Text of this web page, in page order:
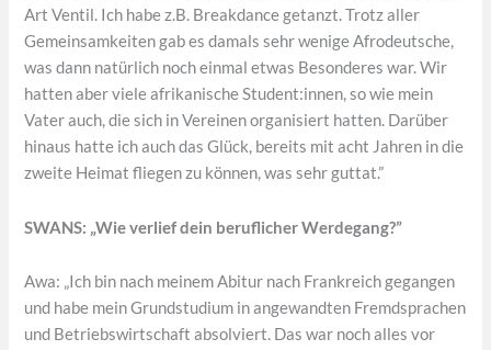
Art Ventil. Ich habe z.B. Breakdance getanzt. Trotz aller
Gemeinsamkeiten gab es damals sehr wenige Afrodeutsche,
was dann natürlich noch einmal etwas Besonderes war. Wir
hatten aber viele afrikanische Student:innen, so wie mein
Vater auch, die sich in Vereinen organisiert hatten. Darüber
hinaus hatte ich auch das Glück, bereits mit acht Jahren in die
zweite Heimat fliegen zu können, was sehr guttat.”
SWANS: „Wie verlief dein beruflicher Werdegang?”
Awa: „Ich bin nach meinem Abitur nach Frankreich gegangen
und habe mein Grundstudium in angewandten Fremdsprachen
und Betriebswirtschaft absolviert. Das war noch alles vor